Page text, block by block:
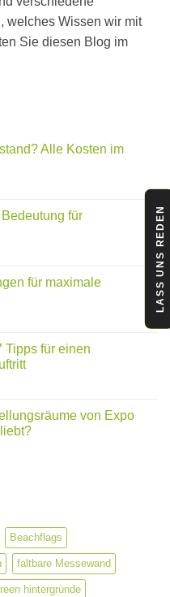
welches Wissen wir mit
Sie diesen Blog im
Alle Kosten im
für
für maximale
Tipps für einen
von Expo
Beachflags
faltbare Messewand
hintergründe
LASS UNS REDEN